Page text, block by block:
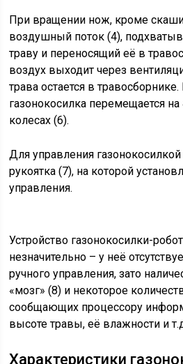
При вращении нож, кроме
воздушный поток (4),
траву и переносящий её в
воздух выходит через
трава остается в
газонокосилка перемещается
колесах (6).
Для управления
рукоятка (7), на которой
управления.
Устройство газонокосилки-
незначительно – у неё
ручного управления, зато
«мозг» (8) и некоторое
сообщающих процессору
высоте травы, её влажности и
Характеристики